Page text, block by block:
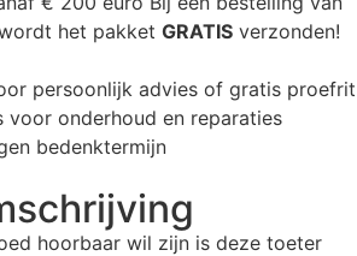
het pakket GRATIS verzonden!
persoonlijk advies of gratis proefrit
voor onderhoud en reparaties
bedenktermijn
hoorbaar wil zijn is deze toeter